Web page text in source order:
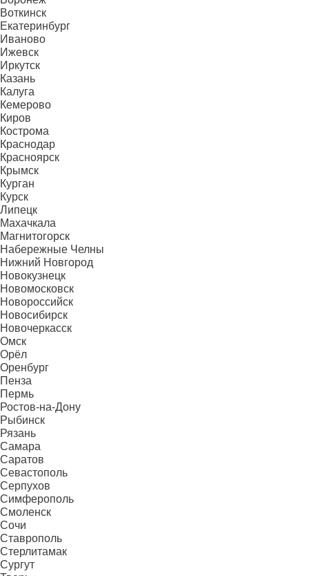
Воткинск
Екатеринбург
Иваново
Ижевск
Иркутск
Казань
Калуга
Кемерово
Киров
Кострома
Краснодар
Красноярск
Крымск
Курган
Курск
Липецк
Махачкала
Магнитогорск
Набережные Челны
Нижний Новгород
Новокузнецк
Новомосковск
Новороссийск
Новосибирск
Новочеркасск
Омск
Орёл
Оренбург
Пенза
Пермь
Ростов-на-Дону
Рыбинск
Рязань
Самара
Саратов
Севастополь
Серпухов
Симферополь
Смоленск
Сочи
Ставрополь
Стерлитамак
Сургут